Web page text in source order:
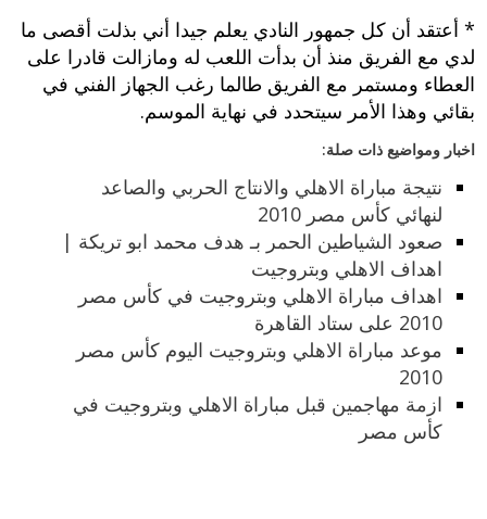
* أعتقد أن كل جمهور النادي يعلم جيدا أني بذلت أقصى ما
لدي مع الفريق منذ أن بدأت اللعب له ومازالت قادرا على
العطاء ومستمر مع الفريق طالما رغب الجهاز الفني في
بقائي وهذا الأمر سيتحدد في نهاية الموسم.
اخبار ومواضيع ذات صلة:
نتيجة مباراة الاهلي والانتاج الحربي والصاعد
لنهائي كأس مصر 2010
صعود الشياطين الحمر بـ هدف محمد ابو تريكة |
اهداف الاهلي وبتروجيت
اهداف مباراة الاهلي وبتروجيت في كأس مصر
2010 على ستاد القاهرة
موعد مباراة الاهلي وبتروجيت اليوم كأس مصر
2010
ازمة مهاجمين قبل مباراة الاهلي وبتروجيت في
كأس مصر